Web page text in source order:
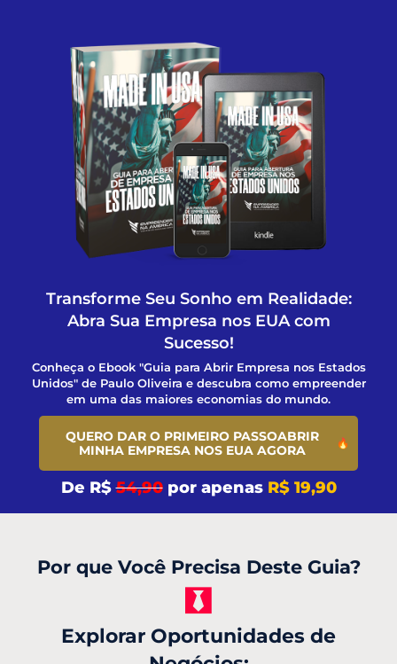
Transforme Seu Sonho em Realidade:
Abra Sua Empresa nos EUA com
Sucesso!
Conheça o Ebook "Guia para Abrir Empresa nos Estados
Unidos" de Paulo Oliveira e descubra como empreender
em uma das maiores economias do mundo.
QUERO DAR O PRIMEIRO PASSOABRIR
MINHA EMPRESA NOS EUA AGORA
De R$54,90por apenas R$ 19,90
Por que Você Precisa Deste Guia?
Explorar Oportunidades de